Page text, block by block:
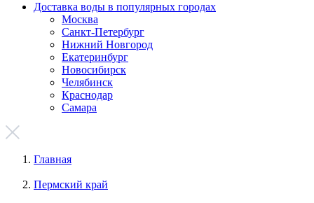
Доставка воды в популярных городах
Москва
Санкт-Петербург
Нижний Новгород
Екатеринбург
Новосибирск
Челябинск
Краснодар
Самара
Главная
Пермский край